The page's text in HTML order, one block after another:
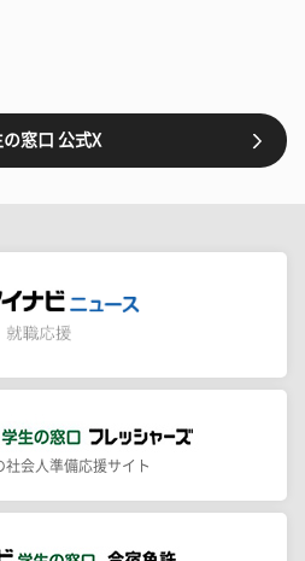
の窓口 公式X
社会人準備応援サイト